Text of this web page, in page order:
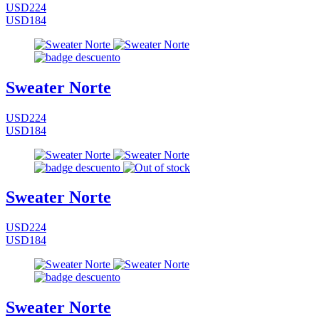
USD224
USD184
Sweater Norte
USD224
USD184
Sweater Norte
USD224
USD184
Sweater Norte